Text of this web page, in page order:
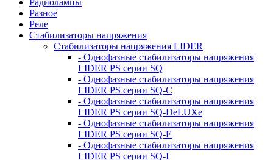
Радиолампы
Разное
Реле
Стабилизаторы напряжения
Стабилизаторы напряжения LIDER
- Однофазные стабилизаторы напряжения
LIDER PS серии SQ
- Однофазные стабилизаторы напряжения
LIDER PS серии SQ-C
- Однофазные стабилизаторы напряжения
LIDER PS серии SQ-DeLUXe
- Однофазные стабилизаторы напряжения
LIDER PS серии SQ-E
- Однофазные стабилизаторы напряжения
LIDER PS серии SQ-I